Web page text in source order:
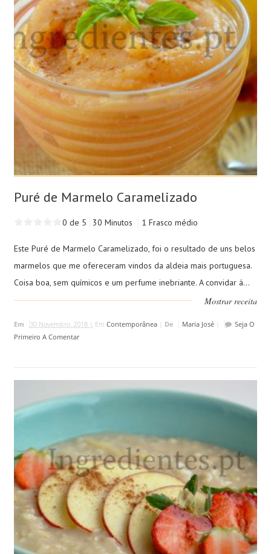
Puré de Marmelo Caramelizado
0 de 5 30 Minutos 1 Frasco médio
Este Puré de Marmelo Caramelizado, foi o resultado de uns belos
marmelos que me ofereceram vindos da aldeia mais portuguesa.
Coisa boa, sem químicos e um perfume inebriante. A convidar á...
Mostrar receita
Em 30 Novembro, 2018 | Em Contemporânea| De Maria José|
Seja O
Primeiro A Comentar